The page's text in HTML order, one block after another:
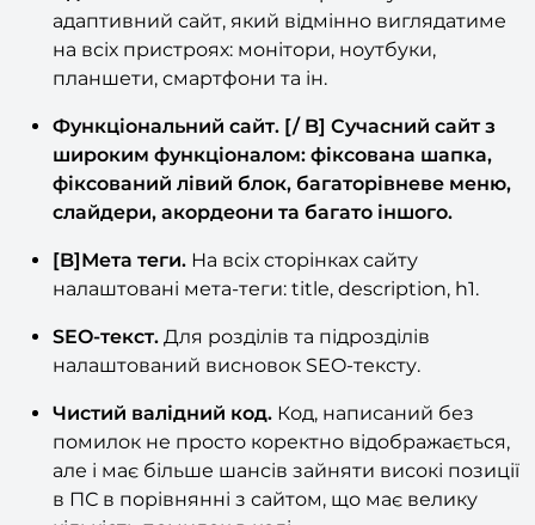
Адаптивний сайт.Ми створили чуйний
адаптивний сайт, який відмінно виглядатиме
на всіх пристроях: монітори, ноутбуки,
планшети, смартфони та ін.
Функціональний сайт. [/ B] Сучасний сайт з
широким функціоналом: фіксована шапка,
фіксований лівий блок, багаторівневе меню,
слайдери, акордеони та багато іншого.
[B]Мета теги.На всіх сторінках сайту
налаштовані мета-теги: title, description, h1.
SEO-текст.Для розділів та підрозділів
налаштований висновок SEO-тексту.
Чистий валідний код.Код, написаний без
помилок не просто коректно відображається,
але і має більше шансів зайняти високі позиції